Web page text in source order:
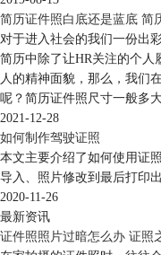
简历证件照白底还是蓝底 简
对于进入社会的我们一份出
简历中除了让HR关注的个
人的精神面貌，那么，我们
呢？简历证件照尺寸一般多
2021-12-28
如何制作驾驶证照
本文主要介绍了如何使用证
导入、照片修改到最后打印
2020-11-26
最新资讯
证件照照片过暗怎么办 证照